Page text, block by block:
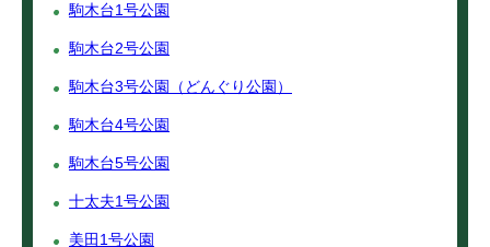
駒木台1号公園
駒木台2号公園
駒木台3号公園（どんぐり公園）
駒木台4号公園
駒木台5号公園
十太夫1号公園
美田1号公園